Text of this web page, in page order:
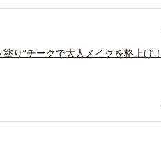
塗り”チークで大人メイクを格上げ！